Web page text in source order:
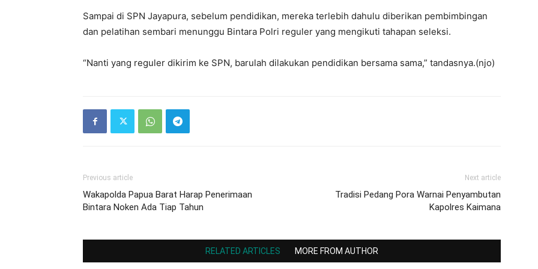
Sampai di SPN Jayapura, sebelum pendidikan, mereka terlebih dahulu diberikan pembimbingan
dan pelatihan sembari menunggu Bintara Polri reguler yang mengikuti tahapan seleksi.
“Nanti yang reguler dikirim ke SPN, barulah dilakukan pendidikan bersama sama,” tandasnya.(njo)
Previous article
Wakapolda Papua Barat Harap Penerimaan
Bintara Noken Ada Tiap Tahun
Next article
Tradisi Pedang Pora Warnai Penyambutan
Kapolres Kaimana
RELATED ARTICLES MORE FROM AUTHOR